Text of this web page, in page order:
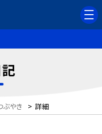
ぶやき > 詳細